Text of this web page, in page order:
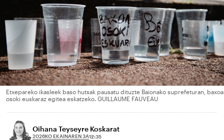
Etxepareko ikasleek baso hutsak pausatu dituzte Baionako suprefeturan, baxoa
osoki euskaraz egitea eskatzeko. GUILLAUME FAUVEAU
Oihana Teyseyre Koskarat
2026KO EKAINAREN 3A12:35